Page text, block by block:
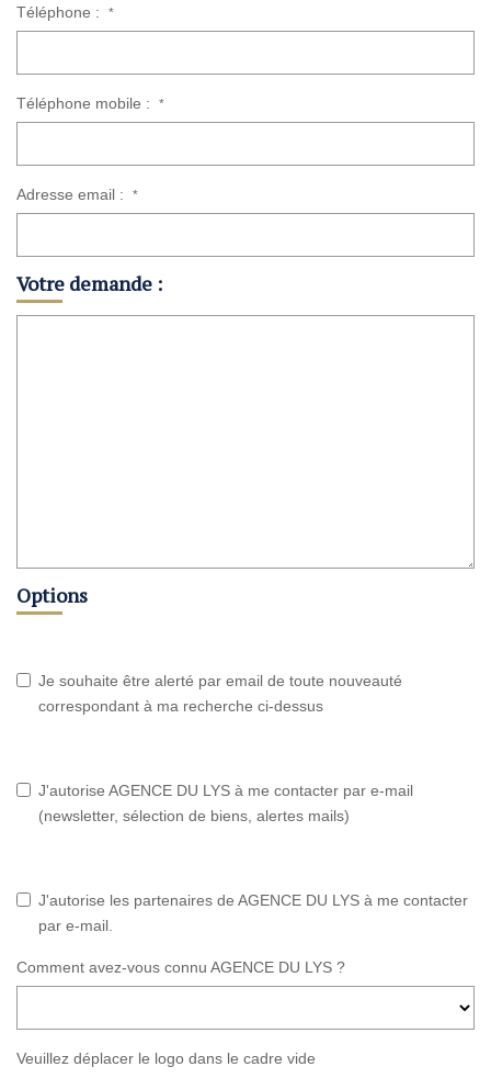
Téléphone : *
Téléphone mobile : *
Adresse email : *
Votre demande :
Options
Je souhaite être alerté par email de toute nouveauté
correspondant à ma recherche ci-dessus
J'autorise AGENCE DU LYS à me contacter par e-mail
(newsletter, sélection de biens, alertes mails)
J'autorise les partenaires de AGENCE DU LYS à me contacter
par e-mail.
Comment avez-vous connu AGENCE DU LYS ?
Veuillez déplacer le logo dans le cadre vide